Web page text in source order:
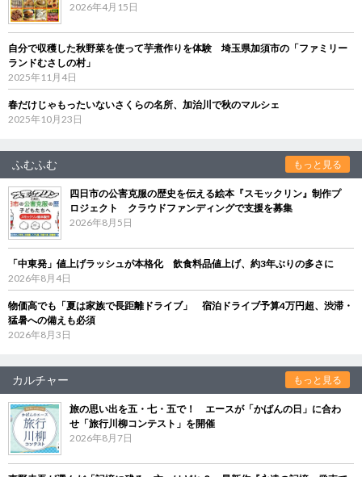
2026年4月15日
自分で収穫した秋野菜を使って芋煮作りを体験 埼玉県加須市の「ファミリー
ランドむさしの村」
2025年11月4日
春だけじゃもったいないさくらの名所、加治川で秋のマルシェ
2025年10月23日
ふむふむ もっと見る
四日市の公害克服の歴史を伝える絵本『スモックリン』制作プ
ロジェクト クラウドファンディングで支援を募集
2026年8月5日
「中東発」値上げラッシュが本格化 飲食料品値上げ、約3年ぶりの多さに
2026年8月4日
物価高でも「夏は家族で長距離ドライブ」 宿泊ドライブ予算4万円超、渋滞・
猛暑への備えも必須
2026年8月3日
カルチャー もっと見る
旅の思い出を五・七・五で！ エースが「かばんの日」に合わ
せ「旅行川柳コンテスト」を開催
2026年8月7日